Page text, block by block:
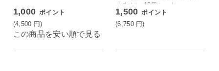
1,000 ポイント
(4,500 円)
この商品を安い順で見る
めろん） 12個セット
1,500 ポイント
(6,750 円)